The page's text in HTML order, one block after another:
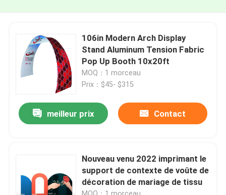
106in Modern Arch Display
Stand Aluminum Tension Fabric
Pop Up Booth 10x20ft
MOQ：1 morceau
Prix：$45- $315
meilleur prix Contact
Nouveau venu 2022 imprimant le
support de contexte de voûte de
décoration de mariage de tissu
MOQ：1 morceau